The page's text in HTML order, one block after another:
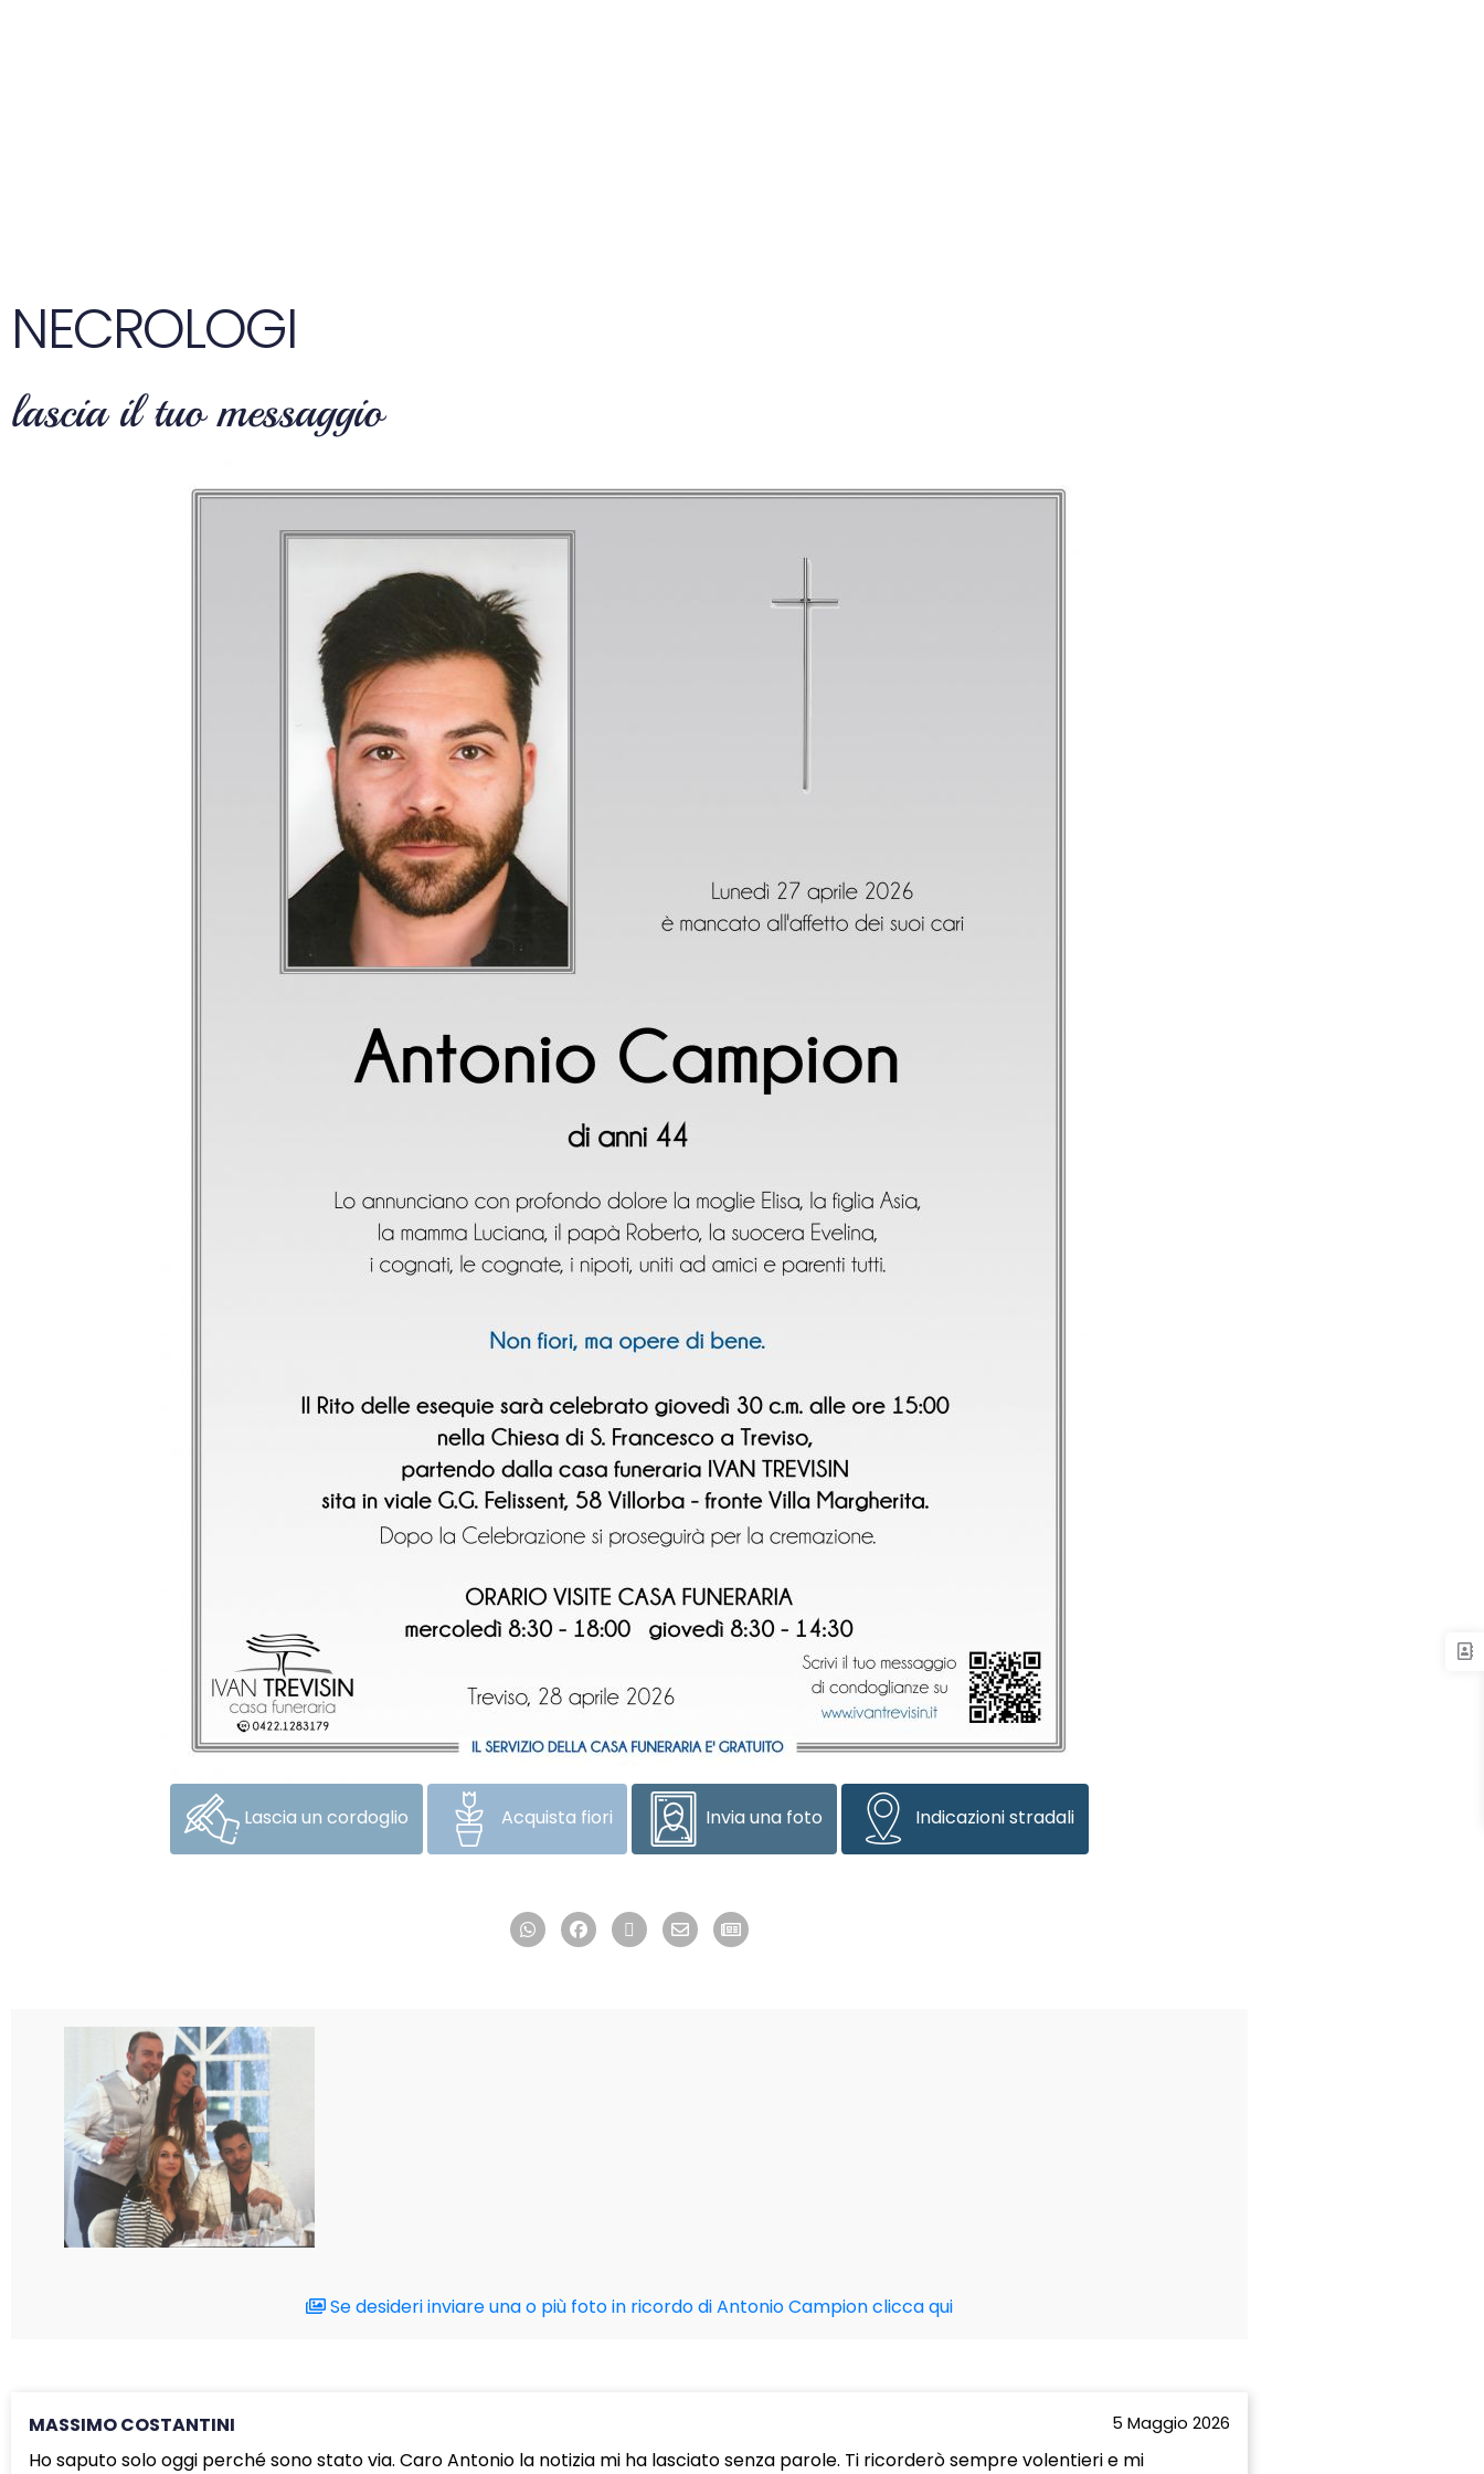
NECROLOGI
lascia il tuo messaggio
Lascia un cordoglio Acquista fiori Invia una foto Indicazioni stradali
Se desideri inviare una o più foto in ricordo di Antonio Campion clicca qui
MASSIMO COSTANTINI 5 Maggio 2026
Ho saputo solo oggi perché sono stato via. Caro Antonio la notizia mi ha lasciato senza parole. Ti ricorderò sempre volentieri e mi